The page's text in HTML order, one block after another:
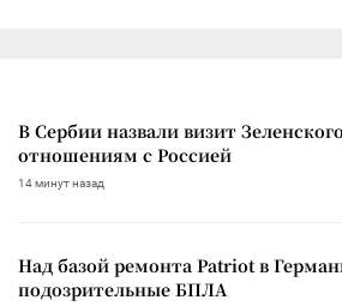
В Сербии назвали визит
отношениям с Россией
14 минут назад
Над базой ремонта Patriot в
подозрительные БПЛА